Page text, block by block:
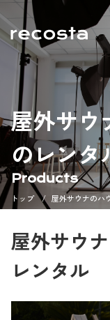
屋外サウ
のレンタ
Products
トップ 屋外サウナのハ
屋外サウ
レンタル